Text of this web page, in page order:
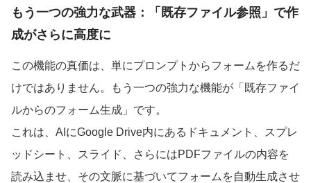
もう一つの強力な武器：「既存ファイル参照」で作
成がさらに高度に
この機能の真価は、単にプロンプトからフォームを作るだ
けではありません。もう一つの強力な機能が「既存ファイ
ルからのフォーム生成」です。
これは、AIにGoogle Drive内にあるドキュメント、スプレ
ッドシート、スライド、さらにはPDFファイルの内容を
読み込ませ、その文脈に基づいてフォームを自動生成させ